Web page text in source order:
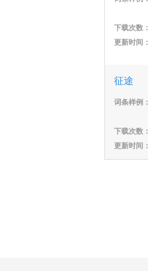
下载次数：
更新时间：
征途
词条样例：
下载次数：
更新时间：